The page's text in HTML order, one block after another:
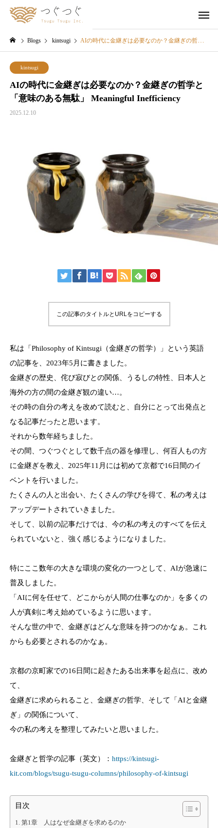
Blogs kintsugi AIの時代に金継ぎは必要なのか？金継ぎの哲学と「意味のある無駄」 Meaningful Inefficiency
kintsugi
AIの時代に金継ぎは必要なのか？金継ぎの哲学と
「意味のある無駄」 Meaningful Inefficiency
2025.12.10
この記事のタイトルとURLをコピーする
私は「Philosophy of Kintsugi（金継ぎの哲学）」という英語
の記事を、2023年5月に書きました。
金継ぎの歴史、侘び寂びとの関係、うるしの特性、日本人と
海外の方の間の金継ぎ観の違い…。
その時の自分の考えを改めて読むと、自分にとって出発点と
なる記事だったと思います。
それから数年経ちました。
その間、つぐつぐとして数千点の器を修理し、何百人もの方
に金継ぎを教え、2025年11月には初めて京都で16日間のイ
ベントを行いました。
たくさんの人と出会い、たくさんの学びを得て、私の考えは
アップデートされていきました。
そして、以前の記事だけでは、今の私の考えのすべてを伝え
られていないと、強く感じるようになりました。
特にここ数年の大きな環境の変化の一つとして、AIが急速に
普及しました。
「AIに何を任せて、どこからが人間の仕事なのか」を多くの
人が真剣に考え始めているように思います。
そんな世の中で、金継ぎはどんな意味を持つのかなぁ。これ
からも必要とされるのかなぁ。
京都の京町家での16日間に起きたある出来事を起点に、改め
て、
金継ぎに求められること、金継ぎの哲学、そして「AIと金継
ぎ」の関係について、
今の私の考えを整理してみたいと思いました。
金継ぎと哲学の記事（英文）： https://kintsugi-
kit.com/blogs/tsugu-tsugu-columns/philosophy-of-kintsugi
目次
第1章 人はなぜ金継ぎを求めるのか